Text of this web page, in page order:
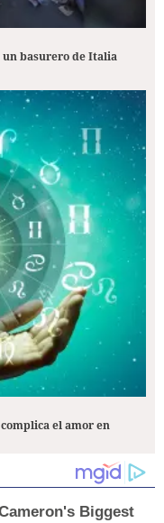
basurero de Italia
el amor en
Biggest